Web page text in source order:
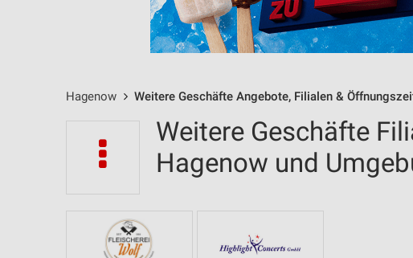
Hagenow Weitere Geschäfte Angebote, Filialen &
Weitere Geschäfte
Hagenow und